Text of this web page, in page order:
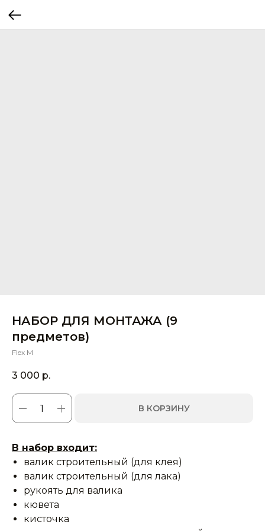
НАБОР ДЛЯ МОНТАЖА (9
предметов)
Flex M
3 000 р.
В КОРЗИНУ
В набор входит:
валик строительный (для клея)
валик строительный (для лака)
рукоять для валика
кювета
кисточка